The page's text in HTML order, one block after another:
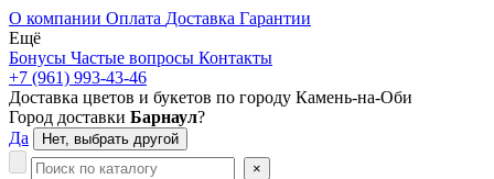
О компании Оплата Доставка Гарантии
Ещё
Бонусы Частые вопросы Контакты
+7 (961) 993-43-46
Доставка цветов и букетов по городу Камень-на-Оби
Город доставки Барнаул?
Да
Нет, выбрать другой
×